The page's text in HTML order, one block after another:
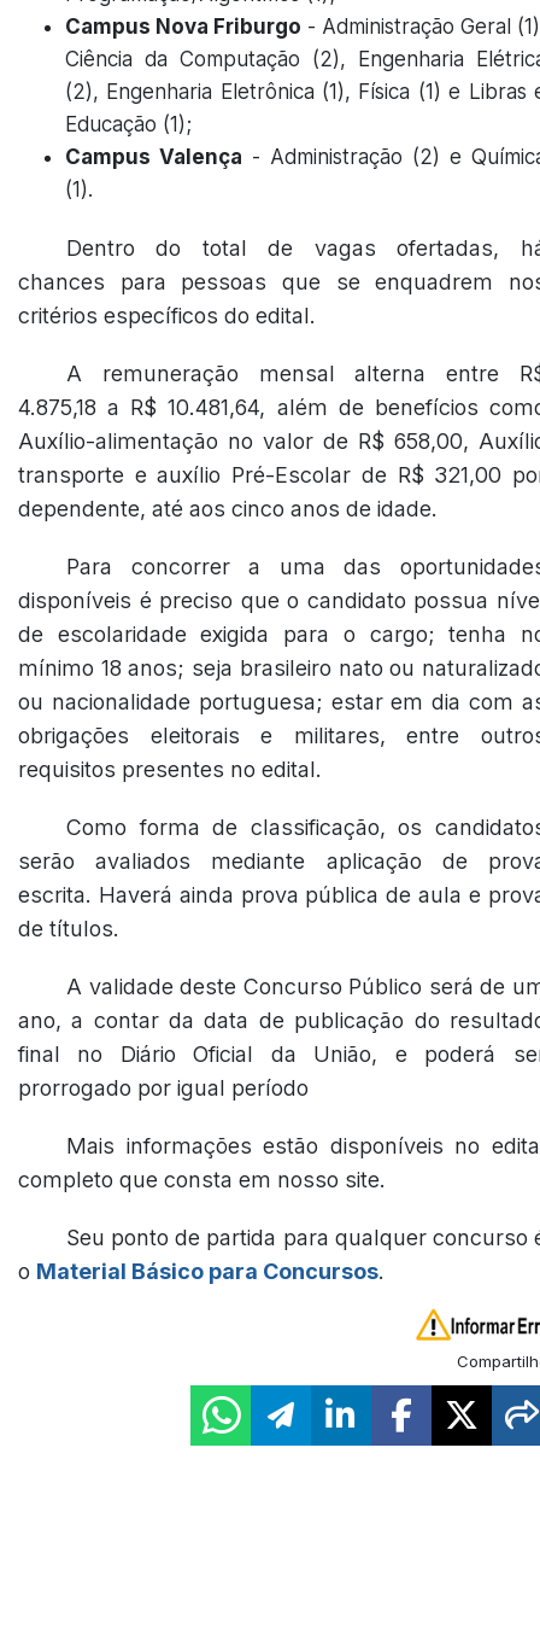
Campus Nova Friburgo - Administração Geral
Ciência da Computação (2), Engenharia
(2), Engenharia Eletrônica (1), Física (1) e Libras
Educação (1);
Campus Valença - Administração (2) e
(1).
Dentro do total de vagas ofertadas,
chances para pessoas que se enquadrem
critérios específicos do edital.
A remuneração mensal alterna entre
4.875,18 a R$ 10.481,64, além de benefícios
Auxílio-alimentação no valor de R$ 658,00,
transporte e auxílio Pré-Escolar de R$ 321,00
dependente, até aos cinco anos de idade.
Para concorrer a uma das
disponíveis é preciso que o candidato possua
de escolaridade exigida para o cargo; tenha
mínimo 18 anos; seja brasileiro nato ou
ou nacionalidade portuguesa; estar em dia com
obrigações eleitorais e militares, entre
requisitos presentes no edital.
Como forma de classificação, os
serão avaliados mediante aplicação de
escrita. Haverá ainda prova pública de aula e
de títulos.
A validade deste Concurso Público será de
ano, a contar da data de publicação do
final no Diário Oficial da União, e poderá
prorrogado por igual período
Mais informações estão disponíveis no
completo que consta em nosso site.
Seu ponto de partida para qualquer concurso
o Material Básico para Concursos.